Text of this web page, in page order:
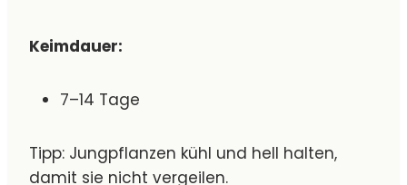
Keimdauer:
7–14 Tage
Tipp: Jungpflanzen kühl und hell halten,
damit sie nicht vergeilen.